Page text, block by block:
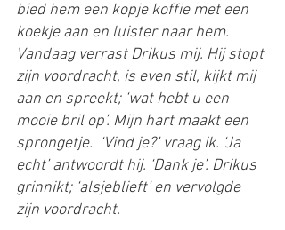
bied hem een kopje koffie met een
koekje aan en luister naar hem.
Vandaag verrast Drikus mij. Hij stopt
zijn voordracht, is even stil, kijkt mij
aan en spreekt; ‘wat hebt u een
mooie bril op’. Mijn hart maakt een
sprongetje.  ‘Vind je?’ vraag ik. ‘Ja
echt’ antwoordt hij. ‘Dank je’. Drikus
grinnikt; ‘alsjeblieft’ en vervolgde
zijn voordracht.